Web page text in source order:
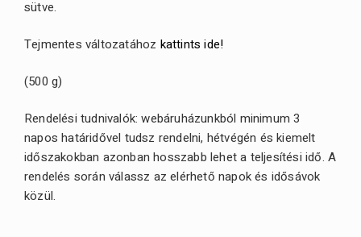
sütve.
Tejmentes változatához kattints ide!
(500 g)
Rendelési tudnivalók: webáruházunkból minimum 3
napos határidővel tudsz rendelni, hétvégén és kiemelt
időszakokban azonban hosszabb lehet a teljesítési idő. A
rendelés során válassz az elérhető napok és idősávok
közül.